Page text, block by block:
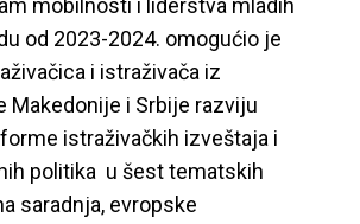
mobilnosti i liderstva mladih
od 2023-2024. omogućio je
i istraživača iz
Makedonije i Srbije razviju
istraživačkih izveštaja i
politika u šest tematskih
saradnja, evropske